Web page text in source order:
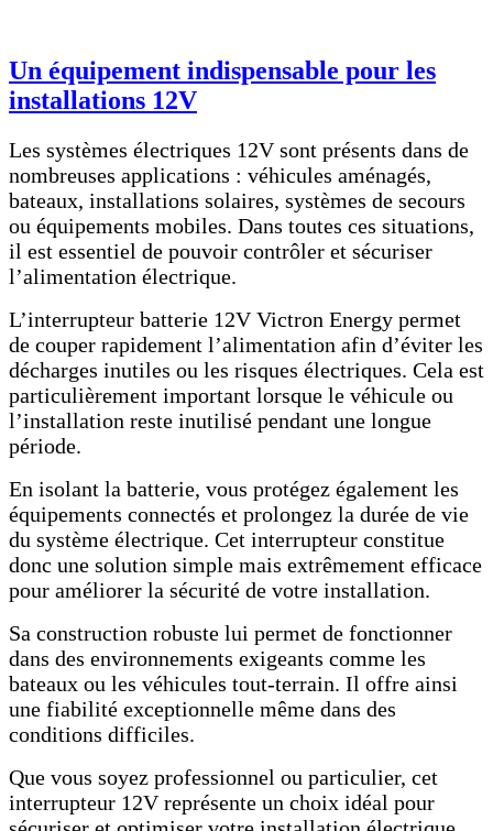
Un équipement indispensable pour les
installations 12V
Les systèmes électriques 12V sont présents dans de
nombreuses applications : véhicules aménagés,
bateaux, installations solaires, systèmes de secours
ou équipements mobiles. Dans toutes ces situations,
il est essentiel de pouvoir contrôler et sécuriser
l’alimentation électrique.
L’interrupteur batterie 12V Victron Energy permet
de couper rapidement l’alimentation afin d’éviter les
décharges inutiles ou les risques électriques. Cela est
particulièrement important lorsque le véhicule ou
l’installation reste inutilisé pendant une longue
période.
En isolant la batterie, vous protégez également les
équipements connectés et prolongez la durée de vie
du système électrique. Cet interrupteur constitue
donc une solution simple mais extrêmement efficace
pour améliorer la sécurité de votre installation.
Sa construction robuste lui permet de fonctionner
dans des environnements exigeants comme les
bateaux ou les véhicules tout-terrain. Il offre ainsi
une fiabilité exceptionnelle même dans des
conditions difficiles.
Que vous soyez professionnel ou particulier, cet
interrupteur 12V représente un choix idéal pour